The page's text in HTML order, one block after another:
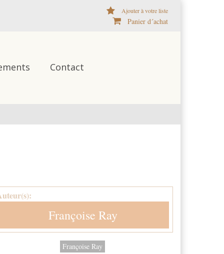
Ajouter à votre liste
Panier d´achat
Contact
Françoise Ray
Françoise Ray